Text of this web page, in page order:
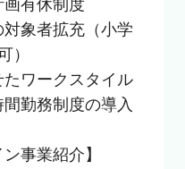
画有休制度
対象者拡充（小学
）
たワークスタイル
勤務制度の導入
事業紹介】